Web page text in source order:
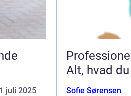
juli 2025
Alt, hvad
Sofie Sørensen